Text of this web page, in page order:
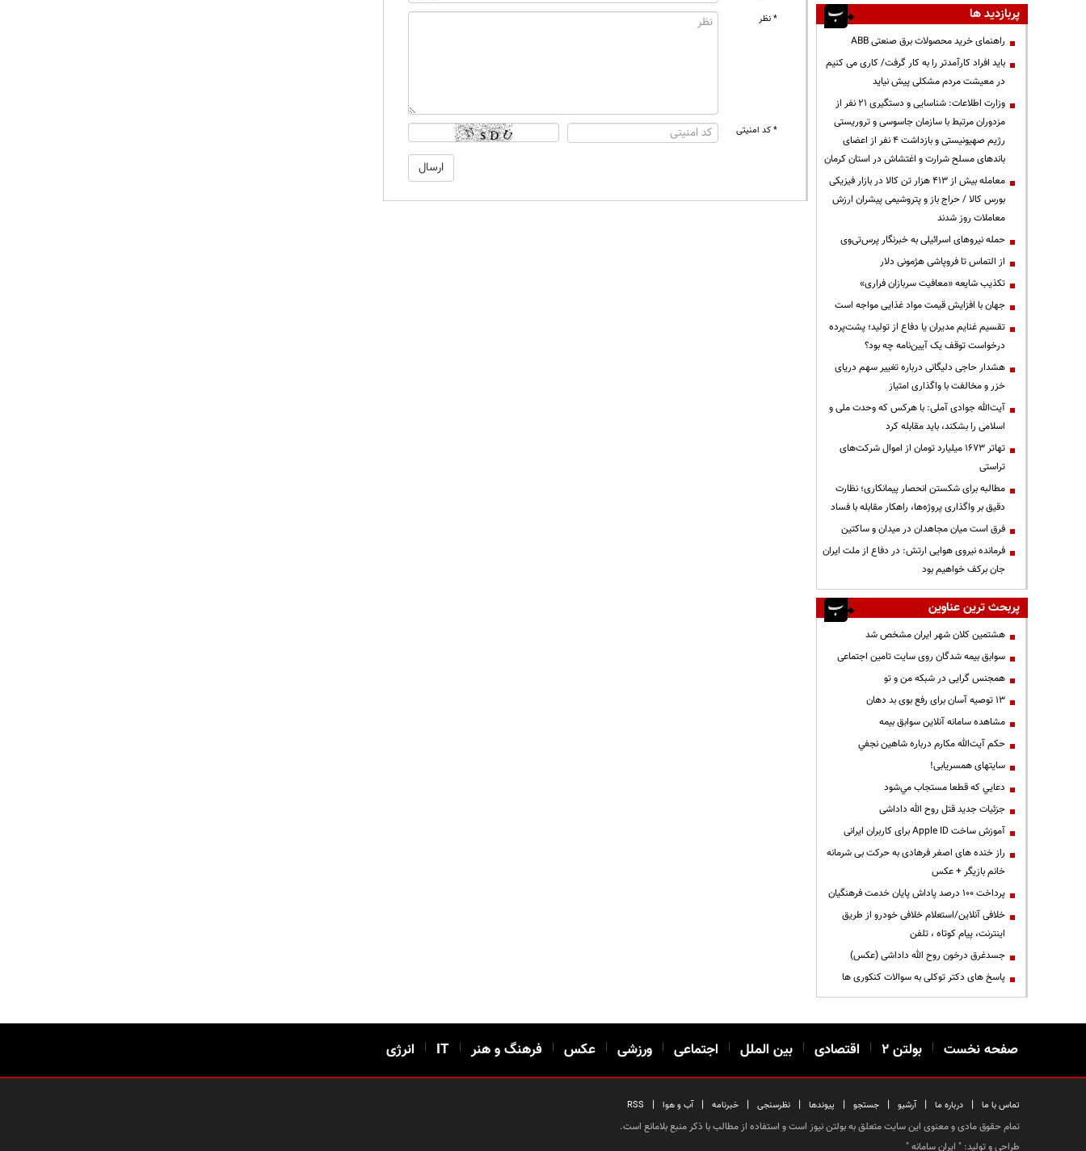
* نظر
* کد امنیتی
پربازدید ها
راهنمای خرید محصولات برق صنعتی ABB
باید افراد کارآمدتر را به کار گرفت/ کاری می کنیم
در معیشت مردم مشکلی پیش نیاید
وزارت اطلاعات: شناسایی و دستگیری ۲۱ نفر از
مزدوران مرتبط با سازمان جاسوسی و تروریستی
رژیم صهیونیستی و بازداشت ۴ نفر از اعضای
باندهای مسلح شرارت و اغتشاش در استان کرمان
معامله بیش از ۴۱۳ هزار تن کالا در بازار فیزیکی
بورس کالا / حراج باز و پتروشیمی پیشران ارزش
معاملات روز شدند
حمله نیروهای اسرائیلی به خبرنگار پرس‌تی‌وی
از التماس تا فروپاشی هژمونی دلار
تکذیب شایعه «معافیت سربازان فراری»
جهان با افزایش قیمت مواد غذایی مواجه است
تقسیم غنایم مدیران یا دفاع از تولید؛ پشت‌پرده
درخواست توقف یک آیین‌نامه چه بود؟
هشدار حاجی دلیگانی درباره تغییر سهم دریای
خزر و مخالفت با واگذاری امتیاز
آیت‌الله جوادی آملی: با هرکس که وحدت ملی و
اسلامی را بشکند، باید مقابله کرد
تهاتر ۱۶۷۳ میلیارد تومان از اموال شرکت‌های
تراستی
مطالبه برای شکستن انحصار پیمانکاری؛ نظارت
دقیق بر واگذاری پروژه‌ها، راهکار مقابله با فساد
فرق است میان مجاهدان در میدان و ساکتین
فرمانده نیروی هوایی ارتش: در دفاع از ملت ایران
جان برکف خواهیم بود
پربحث ترین عناوین
هشتمین کلان شهر ایران مشخص شد
سوابق بیمه شدگان روی سایت تامین اجتماعی
همجنس گرایی در شبکه من و تو
13 توصیه آسان برای رفع بوی بد دهان
مشاهده سامانه آنلاين سوابق بیمه
حكم آيت‌الله مكارم درباره شاهين نجفي
سایتهای همسریابی!
دعايي كه قطعا مستجاب مي‌شود
جزئیات جدید قتل روح الله داداشی
آموزش ساخت Apple ID برای کاربران ایرانی
راز خنده های اصغر فرهادی به حرکت بی شرمانه
خانم بازیگر + عکس
پرداخت ۱۰۰ درصد پاداش پایان خدمت فرهنگیان
خلافی آنلاین/استعلام خلافی خودرو از طریق
اینترنت، پیام کوتاه ، تلفن
جسدغرق درخون روح الله داداشی (عکس)
پاسخ های دکتر توکلی به سوالات کنکوری ها
صفحه نخست | بولتن ۲ | اقتصادی | بین الملل | اجتماعی | ورزشی | عکس | فرهنگ و هنر |
IT
| انرژی
تماس با ما | درباره ما | آرشیو | جستجو | پیوندها | نظرسنجی | خبرنامه | آب و هوا |
RSS
تمام حقوق مادی و معنوی این سایت متعلق به بولتن نیوز است و استفاده از مطالب با ذکر منبع بلامانع است.
طراحی و تولید: " ایران سامانه"